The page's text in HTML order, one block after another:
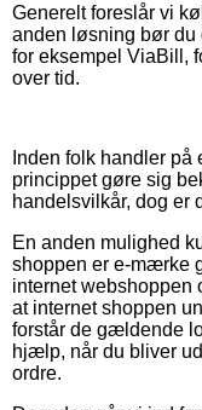
Generelt foreslår vi
anden løsning bør du
for eksempel ViaBill,
over tid.
Inden folk handler
princippet gøre sig
handelsvilkår, dog er
En anden mulighed
shoppen er e-mærke
internet webshoppen
at internet shoppen
forstår de gældende
hjælp, når du bliver
ordre.